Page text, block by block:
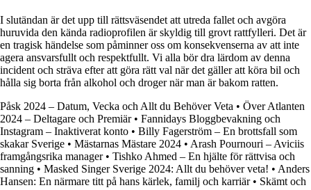
I slutändan är det upp till rättsväsendet att utreda fallet och avgöra
huruvida den kända radioprofilen är skyldig till grovt rattfylleri. Det är
en tragisk händelse som påminner oss om konsekvenserna av att inte
agera ansvarsfullt och respektfullt. Vi alla bör dra lärdom av denna
incident och sträva efter att göra rätt val när det gäller att köra bil och
hålla sig borta från alkohol och droger när man är bakom ratten.
Påsk 2024 – Datum, Vecka och Allt du Behöver Veta • Över Atlanten
2024 – Deltagare och Premiär• Fannidays Bloggbevakning och
Instagram – Inaktiverat konto • Billy Fagerström – En brottsfall som
skakar Sverige • Mästarnas Mästare 2024 • Arash Pournouri – Aviciis
framgångsrika manager• Tishko Ahmed – En hjälte för rättvisa och
sanning • Masked Singer Sverige 2024: Allt du behöver veta! • Anders
Hansen: En närmare titt på hans kärlek, familj och karriär• Skämt och